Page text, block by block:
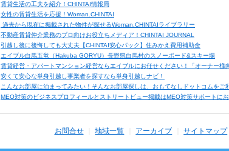
賃貸生活の工夫を紹介！CHINTAI情報局
女性の賃貸生活を応援！Woman.CHINTAI
過去から現在に掲載された物件が探せるWoman.CHINTAIライブラリー
不動産賃貸仲介業務のプロ向けお役立ちメディア！CHINTAI JOURNAL
引越し後に後悔しても大丈夫【CHINTAI安心パック】住みかえ費用補助金
エイブル白馬五竜（Hakuba GORYU）長野県白馬村のスノーボード&スキー場
賃貸経営・アパートマンション経営ならエイブルにお任せください！「オーナー様
安くて安心な単身引越し事業者を探すなら単身引越しナビ！
こんなお部屋に泊まってみたい！そんなお部屋探しは、おもてなしドットコムをご
MEO対策のビジネスプロフィールとストリートビュー掲載はMEO対策サポートにお
お問合せ 地域一覧 アーカイブ サイトマップ